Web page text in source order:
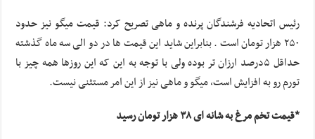
رئیس اتحادیه فرشندگان پرنده و ماهی تصریح کرد: قیمت میگو نیز حدود
۲۵۰ هزار تومان است . بنابراین شاید این قیمت ها در دو الی سه ماه گذشته
حداقل ۵درصد ارزان تر بوده ولی با توجه به این که این روزها همه چیز با
تورم رو به افزایش است، میگو و ماهی نیز از این امر مستثنی نیست.
*قیمت تخم مرغ به شانه ای ۳۸ هزار تومان رسید